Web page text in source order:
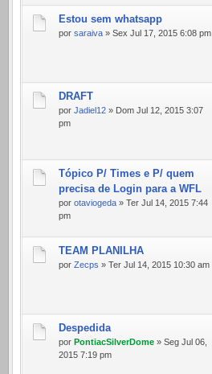
Estou sem whatsapp
por saraiva » Sex Jul 17, 2015 6:08 pm
DRAFT
por Jadiel12 » Dom Jul 12, 2015 3:07
pm
Tópico P/ Times e P/ quem
precisa de Login para a WFL
por otaviogeda » Ter Jul 14, 2015 7:44
pm
TEAM PLANILHA
por Zecps » Ter Jul 14, 2015 10:30 am
Despedida
por PontiacSilverDome » Seg Jul 06,
2015 7:19 pm